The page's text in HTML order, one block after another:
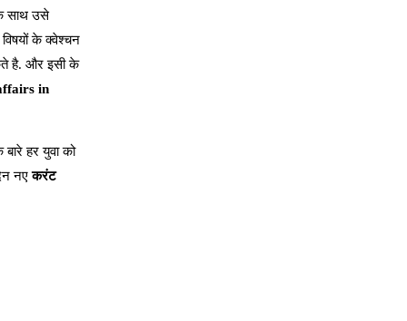
के साथ उसे
के क्वेश्चन
है. और इसी के
in
हर युवा को
नएकरंट